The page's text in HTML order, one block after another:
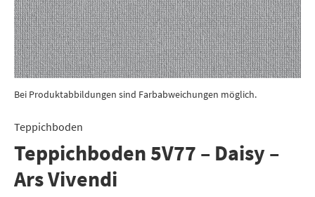
Bei Produktabbildungen sind Farbabweichungen möglich.
Teppichboden
Teppichboden 5V77 – Daisy –
Ars Vivendi